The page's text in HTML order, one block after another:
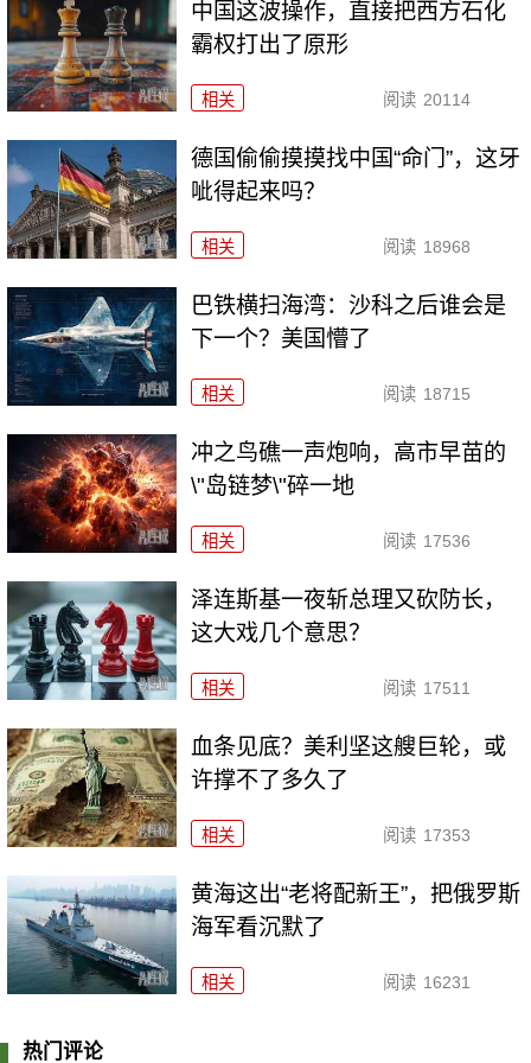
中国这波操作，直接把西方石化
霸权打出了原形
相关 阅读 20114
德国偷偷摸摸找中国“命门”，这牙
呲得起来吗？
相关 阅读 18968
巴铁横扫海湾：沙科之后谁会是
下一个？美国懵了
相关 阅读 18715
冲之鸟礁一声炮响，高市早苗的
\"岛链梦\"碎一地
相关 阅读 17536
泽连斯基一夜斩总理又砍防长，
这大戏几个意思？
相关 阅读 17511
血条见底？美利坚这艘巨轮，或
许撑不了多久了
相关 阅读 17353
黄海这出“老将配新王”，把俄罗斯
海军看沉默了
相关 阅读 16231
热门评论